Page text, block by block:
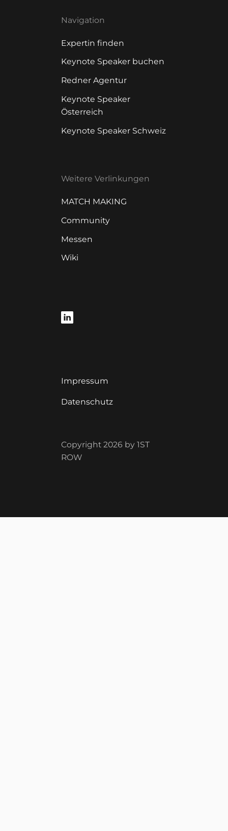
Navigation
Expertin finden
Keynote Speaker buchen
Redner Agentur
Keynote Speaker
Österreich
Keynote Speaker Schweiz
Weitere Verlinkungen
MATCH MAKING
Community
Messen
Wiki
Impressum
Datenschutz
Copyright 2026 by 1ST
ROW